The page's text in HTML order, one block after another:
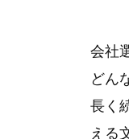
会社
どん
長く
える